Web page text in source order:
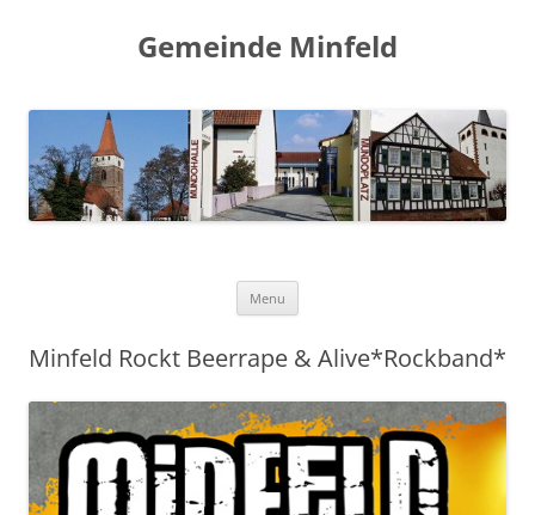
Gemeinde Minfeld
Menu
Minfeld Rockt Beerrape & Alive*Rockband*